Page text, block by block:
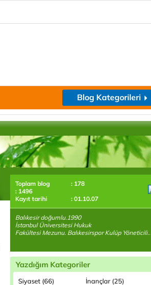
Blog Kategorileri
Toplam blog
: 178
: 1496
Kayıt tarihi
: 01.10.07
Balıkesir doğumlu.1990
İstanbul Üniversitesi Hukuk
Fakültesi Mezunu. Balıkesirspor Kulüp Yöneticili..
Yazdığım Kategoriler
Siyaset (66)
İnançlar (25)